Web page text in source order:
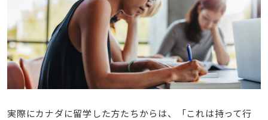
実際にカナダに留学した方たちからは、「これは持って行